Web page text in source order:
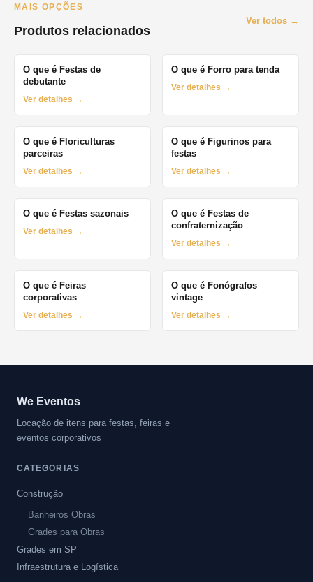
MAIS OPÇÕES
Produtos relacionados
Ver todos →
O que é Festas de
debutante
Ver detalhes →
O que é Forro para tenda
Ver detalhes →
O que é Floriculturas
parceiras
Ver detalhes →
O que é Figurinos para
festas
Ver detalhes →
O que é Festas sazonais
Ver detalhes →
O que é Festas de
confraternização
Ver detalhes →
O que é Feiras
corporativas
Ver detalhes →
O que é Fonógrafos
vintage
Ver detalhes →
We Eventos
Locação de itens para festas, feiras e
eventos corporativos
CATEGORIAS
Construção
Banheiros Obras
Grades para Obras
Grades em SP
Infraestrutura e Logística